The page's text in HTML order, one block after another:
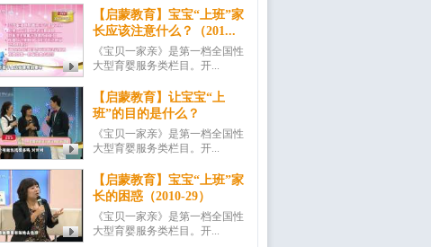
【启蒙教育】宝宝“上班”家
长应该注意什么？（201...
《宝贝一家亲》是第一档全国性
大型育婴服务类栏目。开...
【启蒙教育】让宝宝“上
班”的目的是什么？
《宝贝一家亲》是第一档全国性
大型育婴服务类栏目。开...
【启蒙教育】宝宝“上班”家
长的困惑（2010-29）
《宝贝一家亲》是第一档全国性
大型育婴服务类栏目。开...